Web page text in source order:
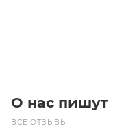
О нас пишут
ВСЕ ОТЗЫВЫ